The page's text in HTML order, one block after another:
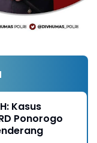
Kasus
Ponorogo